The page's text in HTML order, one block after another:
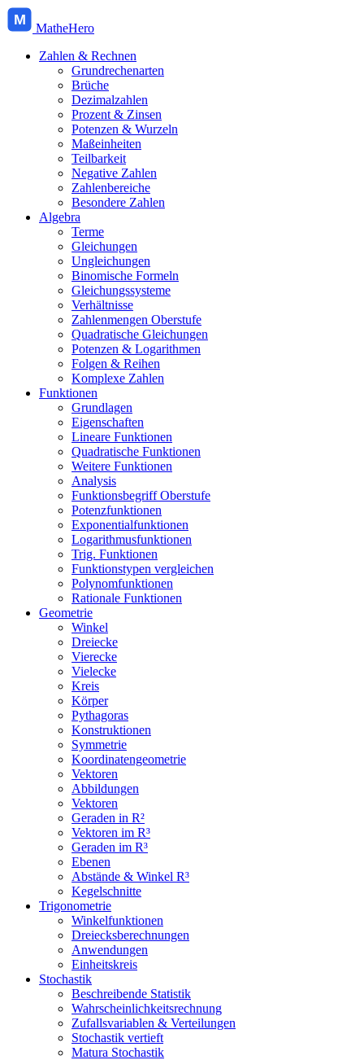
M
MatheHero
Zahlen & Rechnen
Grundrechenarten
Brüche
Dezimalzahlen
Prozent & Zinsen
Potenzen & Wurzeln
Maßeinheiten
Teilbarkeit
Negative Zahlen
Zahlenbereiche
Besondere Zahlen
Algebra
Terme
Gleichungen
Ungleichungen
Binomische Formeln
Gleichungssysteme
Verhältnisse
Zahlenmengen Oberstufe
Quadratische Gleichungen
Potenzen & Logarithmen
Folgen & Reihen
Komplexe Zahlen
Funktionen
Grundlagen
Eigenschaften
Lineare Funktionen
Quadratische Funktionen
Weitere Funktionen
Analysis
Funktionsbegriff Oberstufe
Potenzfunktionen
Exponentialfunktionen
Logarithmusfunktionen
Trig. Funktionen
Funktionstypen vergleichen
Polynomfunktionen
Rationale Funktionen
Geometrie
Winkel
Dreiecke
Vierecke
Vielecke
Kreis
Körper
Pythagoras
Konstruktionen
Symmetrie
Koordinatengeometrie
Vektoren
Abbildungen
Vektoren
Geraden in R²
Vektoren im R³
Geraden im R³
Ebenen
Abstände & Winkel R³
Kegelschnitte
Trigonometrie
Winkelfunktionen
Dreiecksberechnungen
Anwendungen
Einheitskreis
Stochastik
Beschreibende Statistik
Wahrscheinlichkeitsrechnung
Zufallsvariablen & Verteilungen
Stochastik vertieft
Matura Stochastik